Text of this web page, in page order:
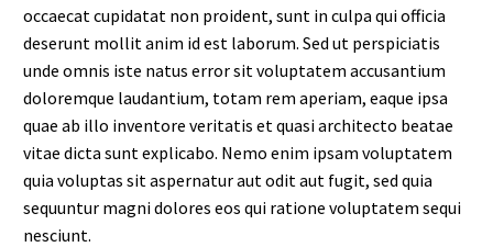
occaecat cupidatat non proident, sunt in culpa qui officia
deserunt mollit anim id est laborum. Sed ut perspiciatis
unde omnis iste natus error sit voluptatem accusantium
doloremque laudantium, totam rem aperiam, eaque ipsa
quae ab illo inventore veritatis et quasi architecto beatae
vitae dicta sunt explicabo. Nemo enim ipsam voluptatem
quia voluptas sit aspernatur aut odit aut fugit, sed quia
sequuntur magni dolores eos qui ratione voluptatem sequi
nesciunt.